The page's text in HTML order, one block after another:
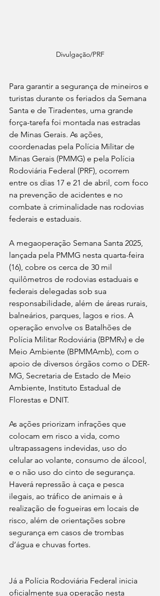
Divulgação/PRF
Para garantir a segurança de mineiros e
turistas durante os feriados da Semana
Santa e de Tiradentes, uma grande
força-tarefa foi montada nas estradas
de Minas Gerais. As ações,
coordenadas pela Polícia Militar de
Minas Gerais (PMMG) e pela Polícia
Rodoviária Federal (PRF), ocorrem
entre os dias 17 e 21 de abril, com foco
na prevenção de acidentes e no
combate à criminalidade nas rodovias
federais e estaduais.
A megaoperação Semana Santa 2025,
lançada pela PMMG nesta quarta-feira
(16), cobre os cerca de 30 mil
quilômetros de rodovias estaduais e
federais delegadas sob sua
responsabilidade, além de áreas rurais,
balneários, parques, lagos e rios. A
operação envolve os Batalhões de
Polícia Militar Rodoviária (BPMRv) e de
Meio Ambiente (BPMMAmb), com o
apoio de diversos órgãos como o DER-
MG, Secretaria de Estado de Meio
Ambiente, Instituto Estadual de
Florestas e DNIT.
As ações priorizam infrações que
colocam em risco a vida, como
ultrapassagens indevidas, uso do
celular ao volante, consumo de álcool,
e o não uso do cinto de segurança.
Haverá repressão à caça e pesca
ilegais, ao tráfico de animais e à
realização de fogueiras em locais de
risco, além de orientações sobre
segurança em casos de trombas
d’água e chuvas fortes.
Já a Polícia Rodoviária Federal inicia
oficialmente sua operação nesta